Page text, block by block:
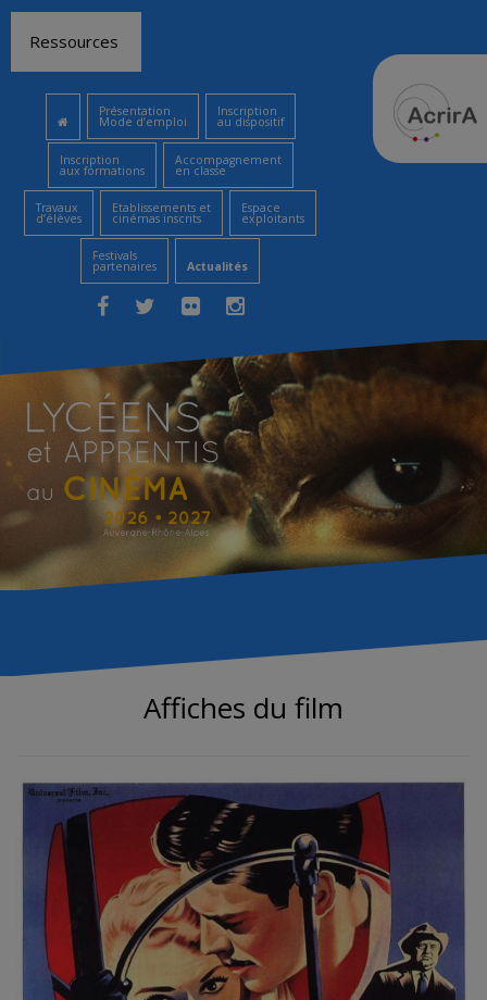
contenu
Ressources
Présentation
Mode d’emploi
Inscription
au dispositif
Inscription
aux formations
Accompagnement
en classe
Travaux
d’élèves
Etablissements et
cinémas inscrits
Espace
exploitants
Festivals
partenaires Actualités
Affiches du film